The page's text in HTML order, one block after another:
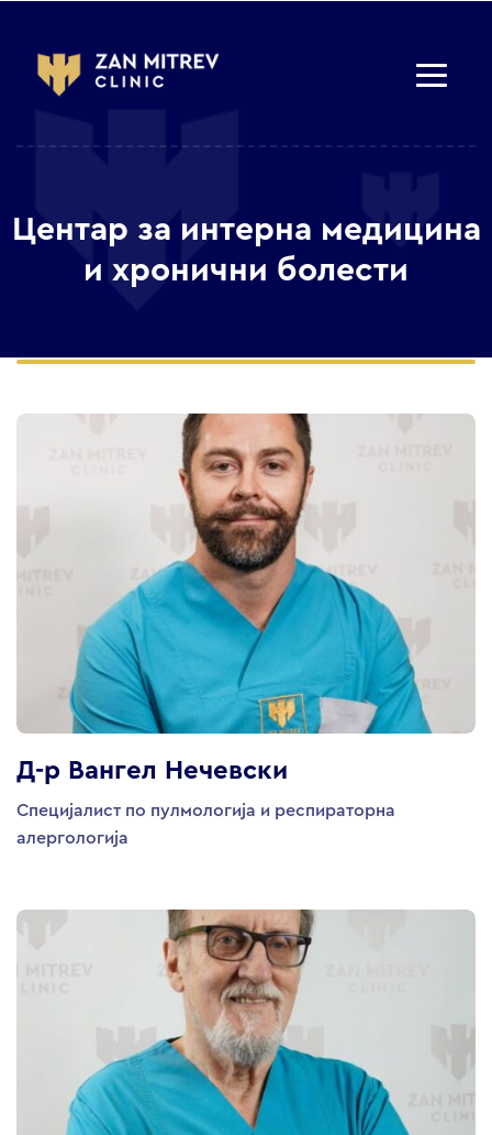
Центар за интерна медицина
и хронични болести
Д-р Вангел Нечевски
Специјалист по пулмологија и респираторна
алергологија